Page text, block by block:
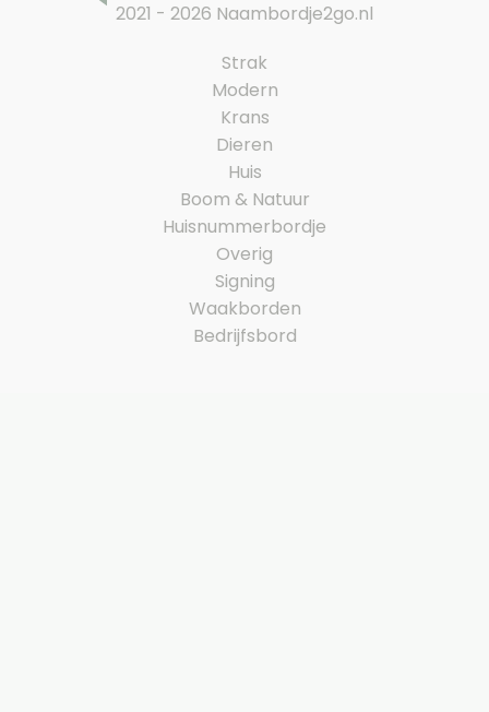
2021 - 2026 Naambordje2go.nl
Strak
Modern
Krans
Dieren
Huis
Boom & Natuur
Huisnummerbordje
Overig
Signing
Waakborden
Bedrijfsbord